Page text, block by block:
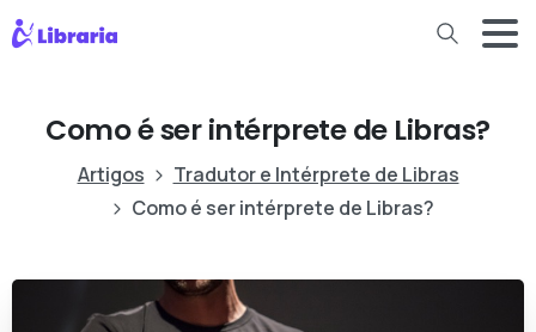
Como é ser intérprete de Libras?
Artigos
Tradutor e Intérprete de Libras
Como é ser intérprete de Libras?